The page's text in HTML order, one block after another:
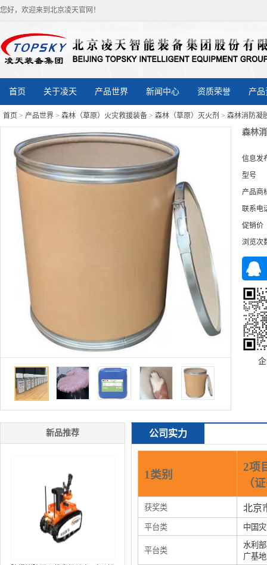
您好，欢迎来到北京凌天官网！
首页 关于凌天 产品世界 新闻中心 资质荣誉 产
首页 > 产品世界 > 森林（草原）火灾救援装备 > 森林（草原）灭火剂 > 森林消防凝
森林
信息发
型号
产品商
联系电
促销价
浏览次
新品推荐 公司实力
1类别
2项
（
获奖类 北京
平台类 中国
平台类
水利
广基地